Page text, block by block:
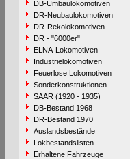
DB-Umbaulokomotiven
DR-Neubaulokomotiven
DR-Rekolokomotiven
DR - "6000er"
ELNA-Lokomotiven
Industrielokomotiven
Feuerlose Lokomotiven
Sonderkonstruktionen
SAAR (1920 - 1935)
DB-Bestand 1968
DR-Bestand 1970
Auslandsbestände
Lokbestandslisten
Erhaltene Fahrzeuge